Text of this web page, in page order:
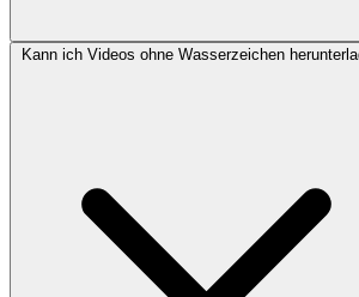
Kann ich Videos ohne Wasserzeichen